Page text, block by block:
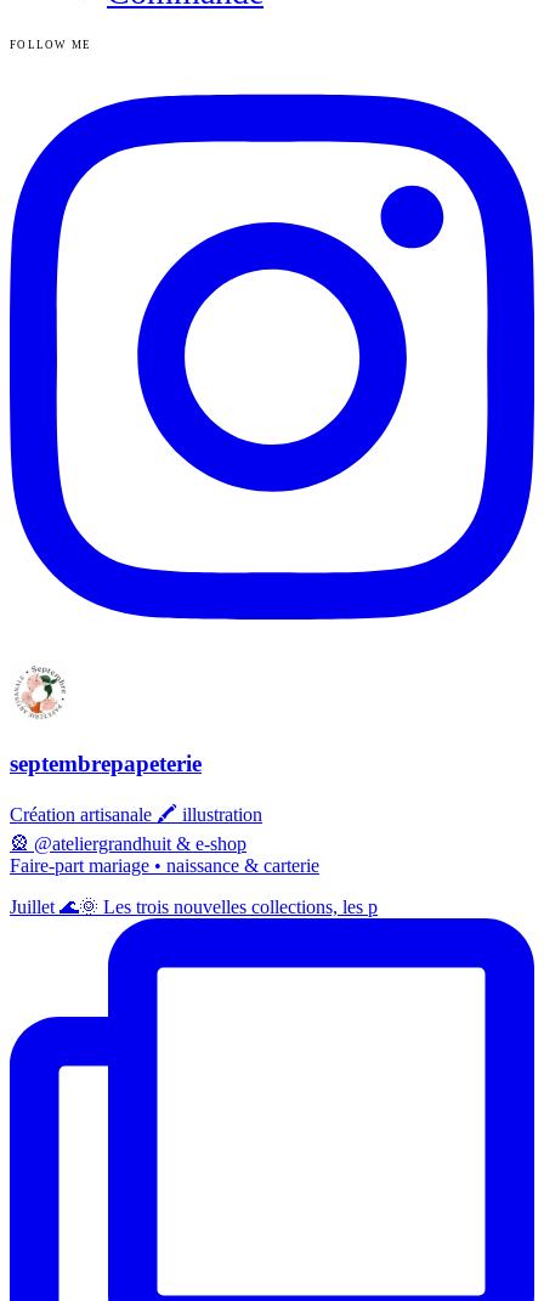
FOLLOW ME
septembrepapeterie
Création artisanale 🖍️ illustration
🎡 @ateliergrandhuit & e-shop
Faire-part mariage • naissance & carterie
Juillet 🌊🌞 Les trois nouvelles collections, les p